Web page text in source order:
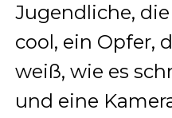
Jugendliche,
cool, ein Opfer,
weiß, wie es
und eine